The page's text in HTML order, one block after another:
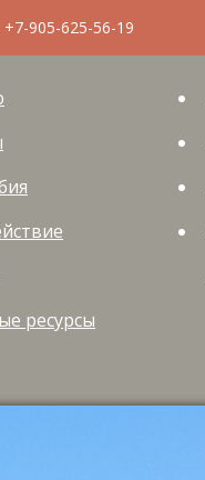
905-625-56-19
ресурсы